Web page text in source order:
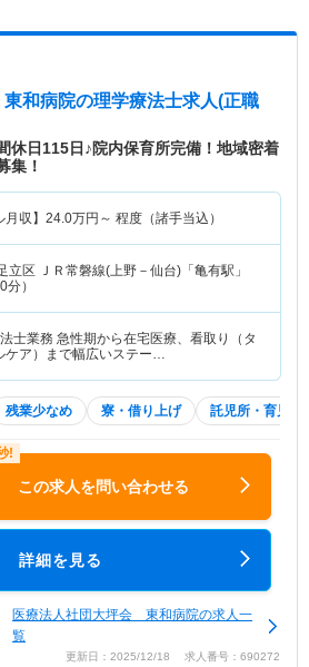
東和病院の理学療法士求人(正職
休日115日♪院内保育所完備！地域密着
集！
月収】 24.0万円～ 程度（諸手当込）
立区 ＪＲ常磐線(上野－仙台)「亀有駅」
分）
士業務 急性期から在宅医療、看取り（タ
ケア）まで幅広いステー…
残業少なめ 寮・借り上げ 託児所・育児補
この求人を問い合わせる
詳細を見る
医療法人社団大坪会 東和病院の求人一
覧
更新日：2025/12/18 求人番号：690272